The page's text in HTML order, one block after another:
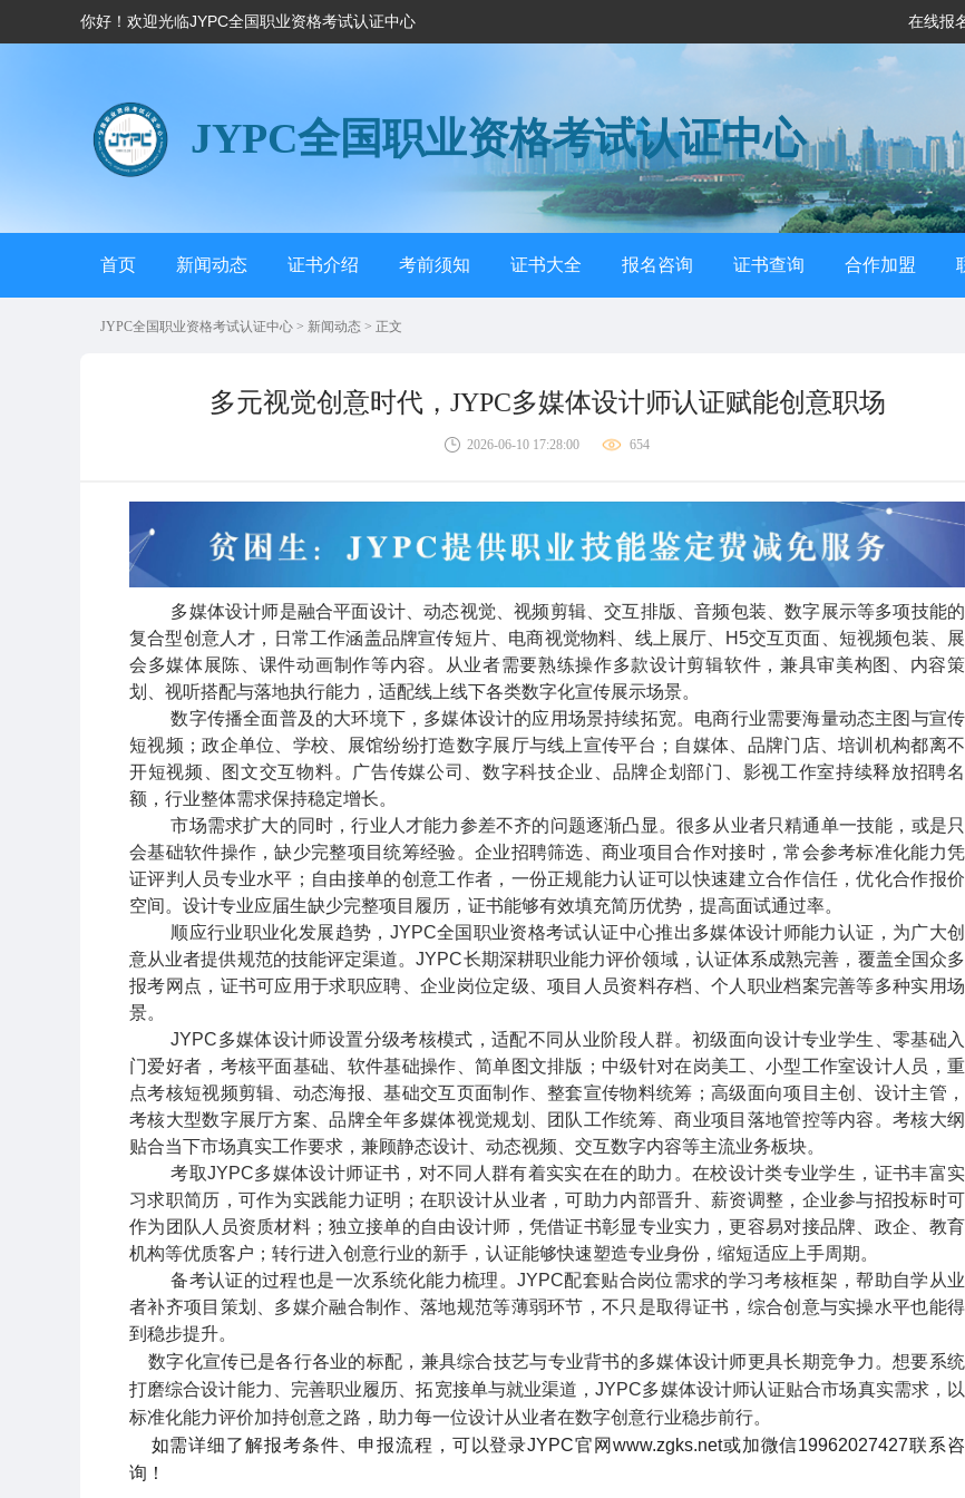
你好！欢迎光临JYPC全国职业资格考试认证中心 在线报
JYPC全国职业资格考试认证中心
首页 新闻动态 证书介绍 考前须知 证书大全 报名咨询 证书查询 合作加盟
JYPC全国职业资格考试认证中心 > 新闻动态 > 正文
多元视觉创意时代，JYPC多媒体设计师认证赋能创意职场
2026-06-10 17:28:00 654
多媒体设计师是融合平面设计、动态视觉、视频剪辑、交互排版、音频包装、数字展示等多项技能的
复合型创意人才，日常工作涵盖品牌宣传短片、电商视觉物料、线上展厅、
H5交互页面、短视频包装、展
会多媒体展陈、课件动画制作等内容。从业者需要熟练操作多款设计剪辑软件，兼具审美构图、内容策
划、视听搭配与落地执行能力，适配线上线下各类数字化宣传展示场景。
数字传播全面普及的大环境下，多媒体设计的应用场景持续拓宽。电商行业需要海量动态主图与宣传
短视频；政企单位、学校、展馆纷纷打造数字展厅与线上宣传平台；自媒体、品牌门店、培训机构都离不
开短视频、图文交互物料。广告传媒公司、数字科技企业、品牌企划部门、影视工作室持续释放招聘名
额，行业整体需求保持稳定增长。
市场需求扩大的同时，行业人才能力参差不齐的问题逐渐凸显。很多从业者只精通单一技能，或是只
会基础软件操作，缺少完整项目统筹经验。企业招聘筛选、商业项目合作对接时，常会参考标准化能力凭
证评判人员专业水平；自由接单的创意工作者，一份正规能力认证可以快速建立合作信任，优化合作报价
空间。设计专业应届生缺少完整项目履历，证书能够有效填充简历优势，提高面试通过率。
顺应行业职业化发展趋势， JYPC全国职业资格考试认证中心推出多媒体设计师能力认证，为广大创
意从业者提供规范的技能评定渠道。JYPC长期深耕职业能力评价领域，认证体系成熟完善，覆盖全国众多
报考网点，证书可应用于求职应聘、企业岗位定级、项目人员资料存档、个人职业档案完善等多种实用场
景。
JYPC多媒体设计师设置分级考核模式，适配不同从业阶段人群。初级面向设计专业学生、零基础入
门爱好者，考核平面基础、软件基础操作、简单图文排版；中级针对在岗美工、小型工作室设计人员，重
点考核短视频剪辑、动态海报、基础交互页面制作、整套宣传物料统筹；高级面向项目主创、设计主管，
考核大型数字展厅方案、品牌全年多媒体视觉规划、团队工作统筹、商业项目落地管控等内容。考核大纲
贴合当下市场真实工作要求，兼顾静态设计、动态视频、交互数字内容等主流业务板块。
考取JYPC多媒体设计师证书，对不同人群有着实实在在的助力。在校设计类专业学生，证书丰富实
习求职简历，可作为实践能力证明；在职设计从业者，可助力内部晋升、薪资调整，企业参与招投标时可
作为团队人员资质材料；独立接单的自由设计师，凭借证书彰显专业实力，更容易对接品牌、政企、教育
机构等优质客户；转行进入创意行业的新手，认证能够快速塑造专业身份，缩短适应上手周期。
备考认证的过程也是一次系统化能力梳理。JYPC配套贴合岗位需求的学习考核框架，帮助自学从业
者补齐项目策划、多媒介融合制作、落地规范等薄弱环节，不只是取得证书，综合创意与实操水平也能得
到稳步提升。
数字化宣传已是各行各业的标配，兼具综合技艺与专业背书的多媒体设计师更具长期竞争力。想要系统
打磨综合设计能力、完善职业履历、拓宽接单与就业渠道，JYPC多媒体设计师认证贴合市场真实需求，以
标准化能力评价加持创意之路，助力每一位设计从业者在数字创意行业稳步前行。
如需详细了解报考条件、申报流程，可以登录JYPC官网 www.zgks.net或加微信19962027427联系咨
询！